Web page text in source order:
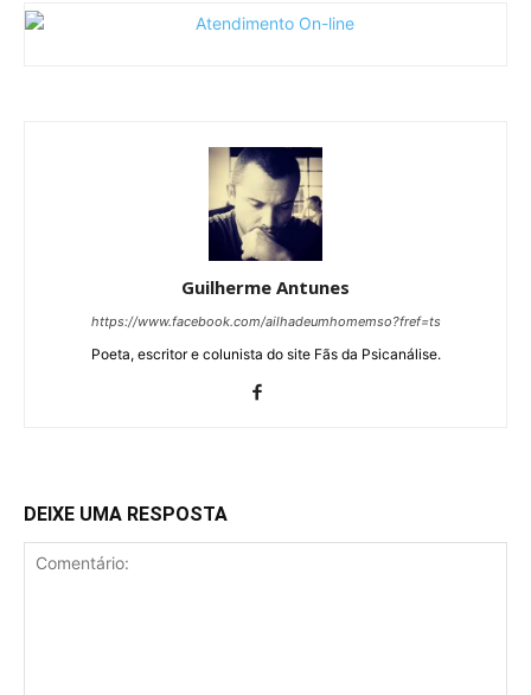
Guilherme Antunes
https://www.facebook.com/ailhadeumhomemso?fref=ts
Poeta, escritor e colunista do site Fãs da Psicanálise.
DEIXE UMA RESPOSTA